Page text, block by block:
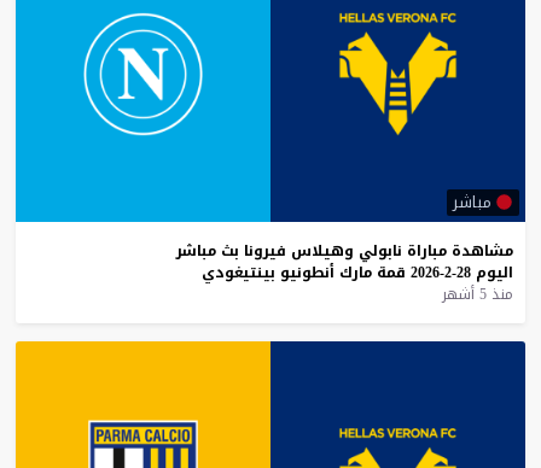
مباشر
مشاهدة مباراة نابولي وهيلاس فيرونا بث مباشر
اليوم 28-2-2026 قمة مارك أنطونيو بينتيغودي
منذ 5 أشهر